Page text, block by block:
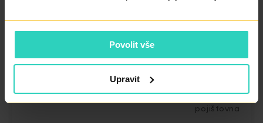
Povolit vše
Upravit
OZP
Oborová zdravotní
pojišťovna